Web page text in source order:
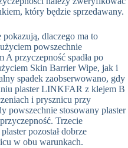
który będzie sprzedawany.
pokazują, dlaczego ma to
powszechnie
przyczepność spadła po
Skin Barrier Wipe, jak i
spadek zaobserwowano, gdy
plaster LINKFAR z klejem B
i prysznicu przy
powszechnie stosowany plaster
Trzecie
pozostał dobrze
w obu warunkach.